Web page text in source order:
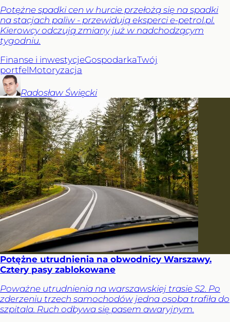
Potężne spadki cen w hurcie przełożą się na spadki
na stacjach paliw - przewidują eksperci e-petrol.pl.
Kierowcy odczują zmiany już w nadchodzącym
tygodniu.
Finanse i inwestycjeGospodarkaTwój
portfelMotoryzacja
Radosław Święcki
Potężne utrudnienia na obwodnicy Warszawy.
Cztery pasy zablokowane
Poważne utrudnienia na warszawskiej trasie S2. Po
zderzeniu trzech samochodów jedna osoba trafiła do
szpitala. Ruch odbywa się pasem awaryjnym.